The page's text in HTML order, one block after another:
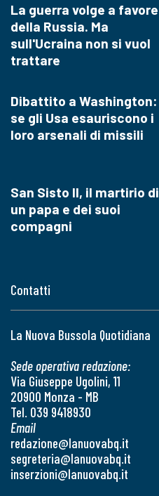
Contatti
La Nuova Bussola Quotidiana
Sede operativa redazione:
Via Giuseppe Ugolini, 11
20900 Monza - MB
Tel. 039 9418930
Email
redazione@lanuovabq.it
segreteria@lanuovabq.it
inserzioni@lanuovabq.it
La guerra volge a favore
della Russia. Ma
sull'Ucraina non si vuol
trattare
Dibattito a Washington:
se gli Usa esauriscono i
loro arsenali di missili
San Sisto II, il martirio di
un papa e dei suoi
compagni